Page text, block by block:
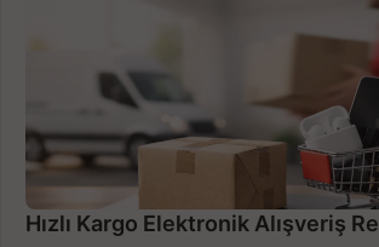
Hızlı Kargo Elektronik Alışveriş